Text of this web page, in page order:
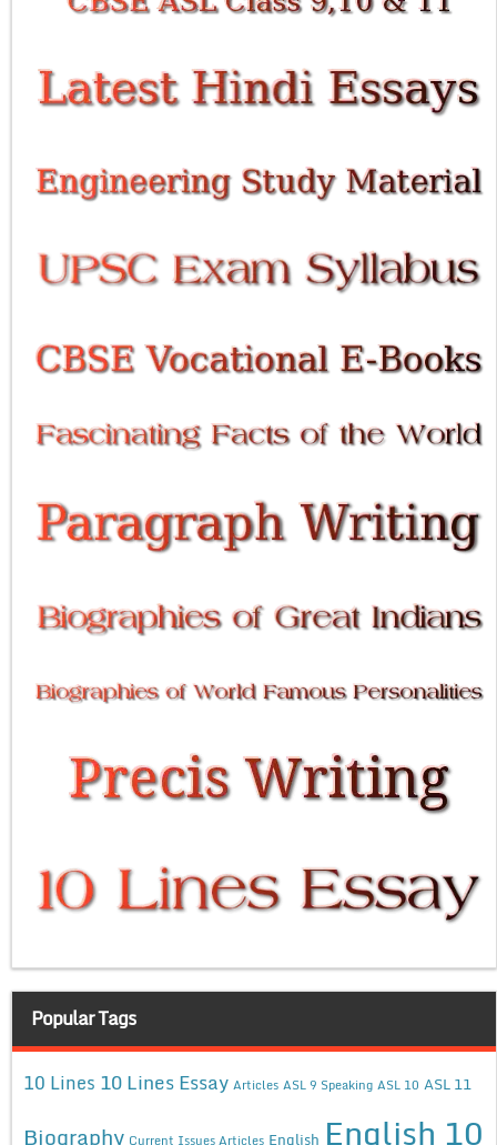
Popular Tags
10 Lines 10 Lines Essay Articles ASL 9 Speaking ASL 10 ASL 11
Biography Current Issues Articles English English 10